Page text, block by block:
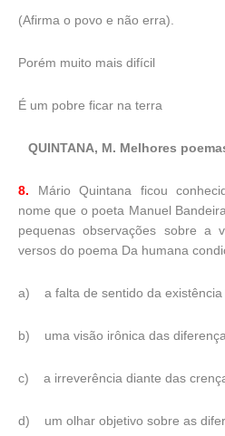
(Afirma o povo e não erra).
Porém muito mais difícil
É um pobre ficar na terra
QUINTANA, M. Melhores
8.
Mário Quintana ficou
nome que o poeta Manuel
pequenas observações sobre a
versos do poema Da humana
a) a falta de sentido da existência
b) uma visão irônica das
c) a irreverência diante das
d) um olhar objetivo sobre as